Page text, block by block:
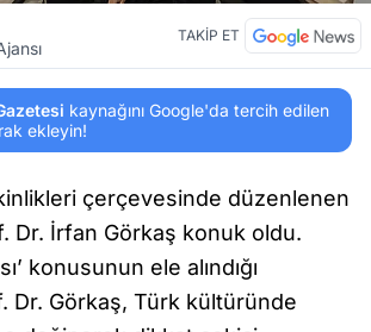
TAKİP ET
kaynağını Google'da tercih edilen
ekleyin!
çerçevesinde düzenlenen
Dr. İrfan Görkaş konuk oldu.
konusunun ele alındığı
Dr. Görkaş, Türk kültüründe